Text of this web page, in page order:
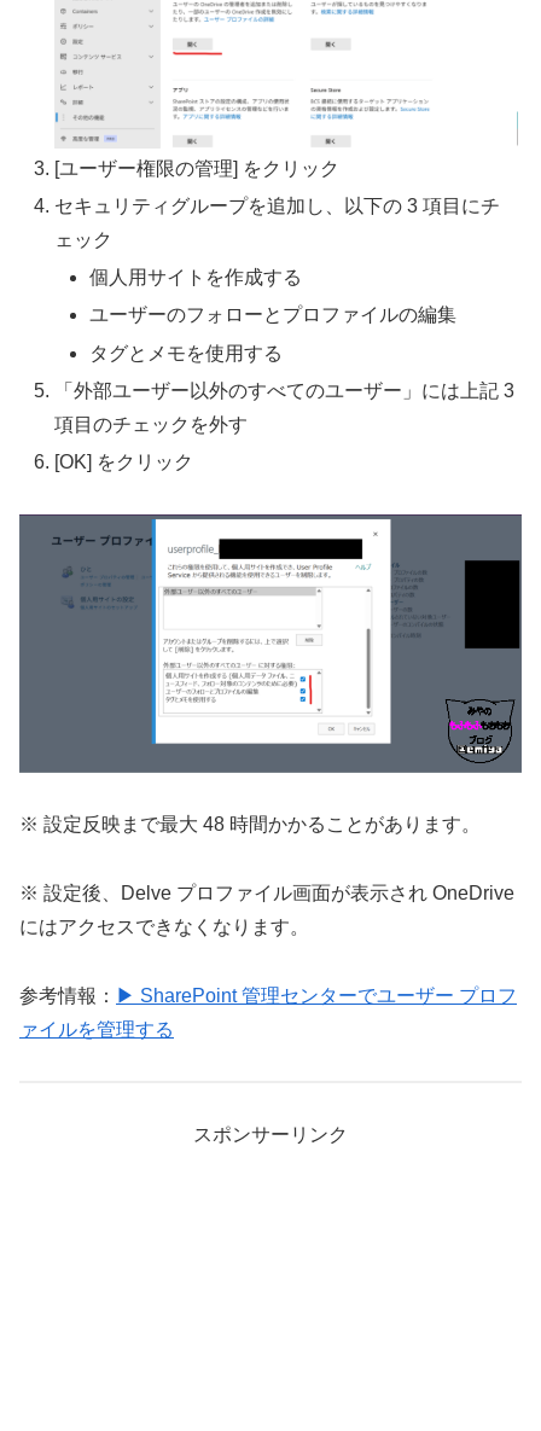
[ユーザー権限の管理] をクリック
セキュリティグループを追加し、以下の 3 項目にチ
ェック
個人用サイトを作成する
ユーザーのフォローとプロファイルの編集
タグとメモを使用する
「外部ユーザー以外のすべてのユーザー」には上記 3
項目のチェックを外す
[OK] をクリック
※ 設定反映まで最大 48 時間かかることがあります。
※ 設定後、Delve プロファイル画面が表示され OneDrive
にはアクセスできなくなります。
参考情報： ▶ SharePoint 管理センターでユーザー プロフ
ァイルを管理する
スポンサーリンク